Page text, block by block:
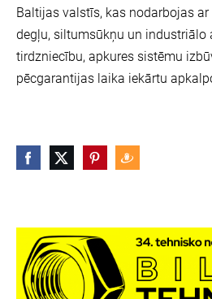
Baltijas valstīs, kas nodarbojas
degļu, siltumsūkņu un industriālo
tirdzniecību, apkures sistēmu
pēcgarantijas laika iekārtu